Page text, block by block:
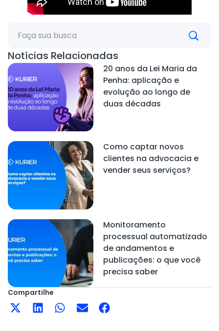
Notícias Relacionadas
20 anos da Lei Maria da
Penha: aplicação e
evolução ao longo de
duas décadas
Como captar novos
clientes na advocacia e
vender seus serviços?
Monitoramento
processual automatizado
de andamentos e
publicações: o que você
precisa saber
Compartilhe